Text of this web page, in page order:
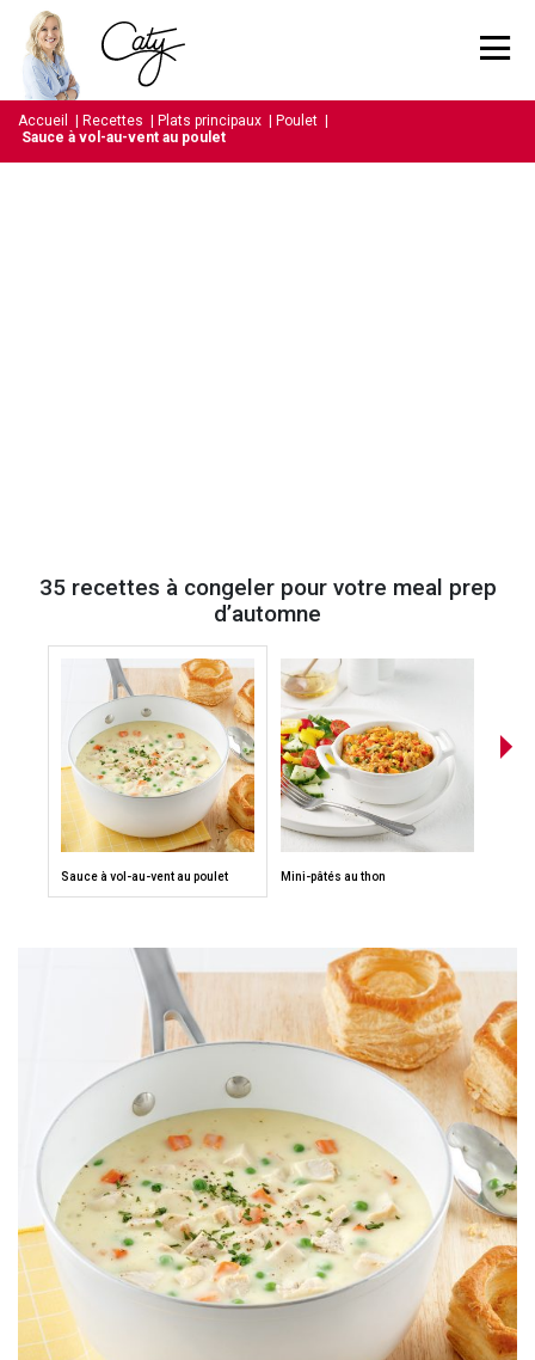
Accueil Recettes Plats principaux Poulet
Sauce à vol-au-vent au poulet
35 recettes à congeler pour votre meal prep
d’automne
Sauce à vol-au-vent au poulet Mini-pâtés au thon